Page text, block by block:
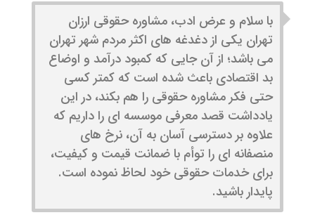
با سلام و عرض ادب، مشاوره حقوقی ارزان
تهران یکی از دغدغه های اکثر مردم شهر تهران
می باشد؛ از آن جایی که کمبود درآمد و اوضاع
بد اقتصادی باعث شده است که کمتر کسی
حتی فکر مشاوره حقوقی را هم بکند، در این
یادداشت قصد معرفی موسسه ای را داریم که
علاوه بر دسترسی آسان به آن، نرخ های
منصفانه ای را توأم با ضمانت قیمت و کیفیت،
برای خدمات حقوقی خود لحاظ نموده است.
پایدار باشید.